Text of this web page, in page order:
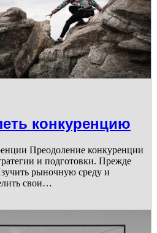
конкуренцию
Преодоление конкуренции
и подготовки. Прежде
рыночную среду и
свои…